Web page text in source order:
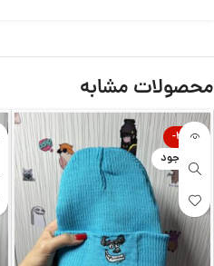
محصولات مشابه
-24%
ناموجود